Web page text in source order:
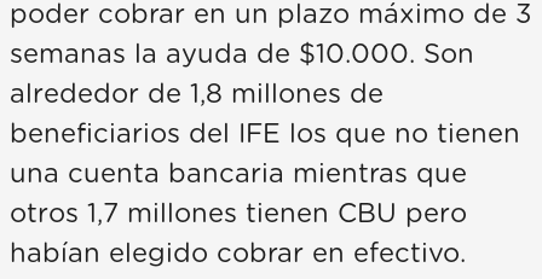
poder cobrar en un plazo máximo de 3
semanas la ayuda de $10.000. Son
alrededor de 1,8 millones de
beneficiarios del IFE los que no tienen
una cuenta bancaria mientras que
otros 1,7 millones tienen CBU pero
habían elegido cobrar en efectivo.